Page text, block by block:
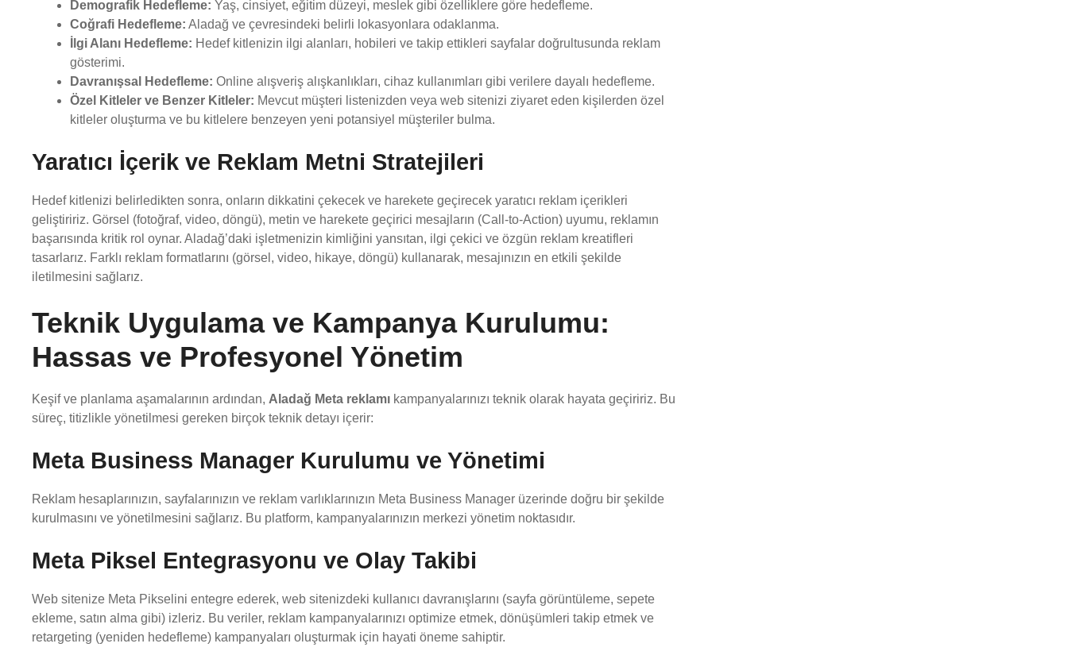
Demografik Hedefleme: Yaş, cinsiyet, eğitim düzeyi, meslek gibi özelliklere göre hedefleme.
Coğrafi Hedefleme: Aladağ ve çevresindeki belirli lokasyonlara odaklanma.
İlgi Alanı Hedefleme: Hedef kitlenizin ilgi alanları, hobileri ve takip ettikleri sayfalar doğrultusunda reklam
gösterimi.
Davranışsal Hedefleme: Online alışveriş alışkanlıkları, cihaz kullanımları gibi verilere dayalı hedefleme.
Özel Kitleler ve Benzer Kitleler: Mevcut müşteri listenizden veya web sitenizi ziyaret eden kişilerden özel
kitleler oluşturma ve bu kitlelere benzeyen yeni potansiyel müşteriler bulma.
Yaratıcı İçerik ve Reklam Metni Stratejileri
Hedef kitlenizi belirledikten sonra, onların dikkatini çekecek ve harekete geçirecek yaratıcı reklam içerikleri
geliştiririz. Görsel (fotoğraf, video, döngü), metin ve harekete geçirici mesajların (Call-to-Action) uyumu, reklamın
başarısında kritik rol oynar. Aladağ’daki işletmenizin kimliğini yansıtan, ilgi çekici ve özgün reklam kreatifleri
tasarlarız. Farklı reklam formatlarını (görsel, video, hikaye, döngü) kullanarak, mesajınızın en etkili şekilde
iletilmesini sağlarız.
Teknik Uygulama ve Kampanya Kurulumu:
Hassas ve Profesyonel Yönetim
Keşif ve planlama aşamalarının ardından, Aladağ Meta reklamı kampanyalarınızı teknik olarak hayata geçiririz. Bu
süreç, titizlikle yönetilmesi gereken birçok teknik detayı içerir:
Meta Business Manager Kurulumu ve Yönetimi
Reklam hesaplarınızın, sayfalarınızın ve reklam varlıklarınızın Meta Business Manager üzerinde doğru bir şekilde
kurulmasını ve yönetilmesini sağlarız. Bu platform, kampanyalarınızın merkezi yönetim noktasıdır.
Meta Piksel Entegrasyonu ve Olay Takibi
Web sitenize Meta Pikselini entegre ederek, web sitenizdeki kullanıcı davranışlarını (sayfa görüntüleme, sepete
ekleme, satın alma gibi) izleriz. Bu veriler, reklam kampanyalarınızı optimize etmek, dönüşümleri takip etmek ve
retargeting (yeniden hedefleme) kampanyaları oluşturmak için hayati öneme sahiptir.